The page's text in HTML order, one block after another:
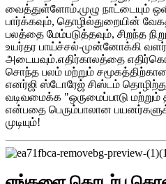
வைத்துள்ளோம்.முழு நாட்டையும்
பார்க்கவும், தொழில்துறையின்
பலத்தை மேம்படுத்தவும், சிறந்த
உயர்தர பாய்ச்சல்-முன்னோக்கி
அடையவும்.எதிர்காலத்தை
சொந்த பலம் மற்றும்
எனர்ஜி ஸ்டோரேஜ் சிஸ்டம்
வடிவமைக்க "ஒருமைப்பாடு
என்பதை பெரும்பாலான
முடியும்!